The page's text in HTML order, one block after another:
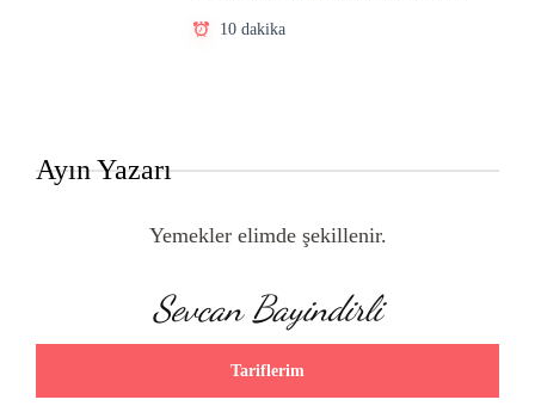
10 dakika
Ayın Yazarı
Yemekler elimde şekillenir.
Sevcan Bayindirli
Tariflerim